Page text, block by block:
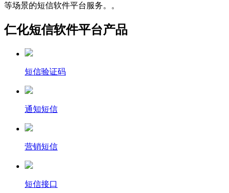
等场景的短信软件平台服务。。
仁化短信软件平台产品
短信验证码
通知短信
营销短信
短信接口